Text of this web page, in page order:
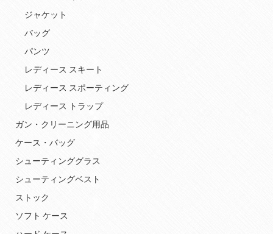
ジャケット
バッグ
パンツ
レディース スキート
レディース スポーティング
レディース トラップ
ガン・クリーニング用品
ケース・バッグ
シューティンググラス
シューティングベスト
ストック
ソフト ケース